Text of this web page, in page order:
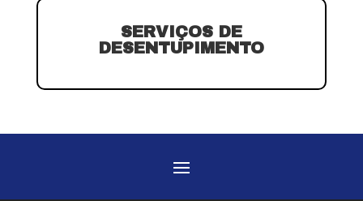
SERVIÇOS DE
DESENTUPIMENTO